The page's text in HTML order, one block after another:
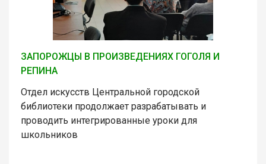
ЗАПОРОЖЦЫ В ПРОИЗВЕДЕНИЯХ ГОГОЛЯ И
РЕПИНА
Отдел искусств Центральной городской
библиотеки продолжает разрабатывать и
проводить интегрированные уроки для
школьников